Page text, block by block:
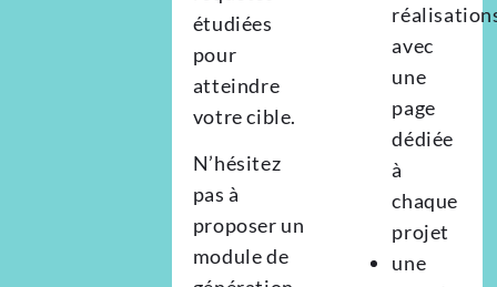
étudiées
pour
atteindre
votre cible.
N’hésitez
pas à
proposer un
module de
avec
une
page
dédiée
à
chaque
projet
une